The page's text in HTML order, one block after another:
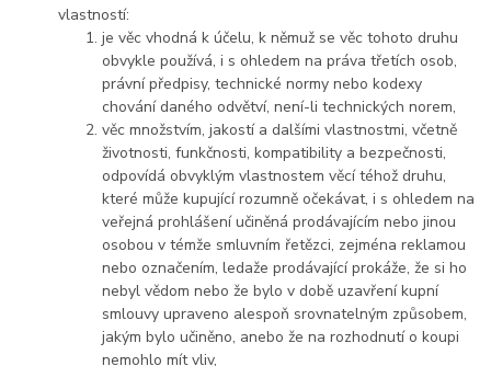
vlastností:
je věc vhodná k účelu, k němuž se věc tohoto druhu
obvykle používá, i s ohledem na práva třetích osob,
právní předpisy, technické normy nebo kodexy
chování daného odvětví, není-li technických norem,
věc množstvím, jakostí a dalšími vlastnostmi, včetně
životnosti, funkčnosti, kompatibility a bezpečnosti,
odpovídá obvyklým vlastnostem věcí téhož druhu,
které může kupující rozumně očekávat, i s ohledem na
veřejná prohlášení učiněná prodávajícím nebo jinou
osobou v témže smluvním řetězci, zejména reklamou
nebo označením, ledaže prodávající prokáže, že si ho
nebyl vědom nebo že bylo v době uzavření kupní
smlouvy upraveno alespoň srovnatelným způsobem,
jakým bylo učiněno, anebo že na rozhodnutí o koupi
nemohlo mít vliv,